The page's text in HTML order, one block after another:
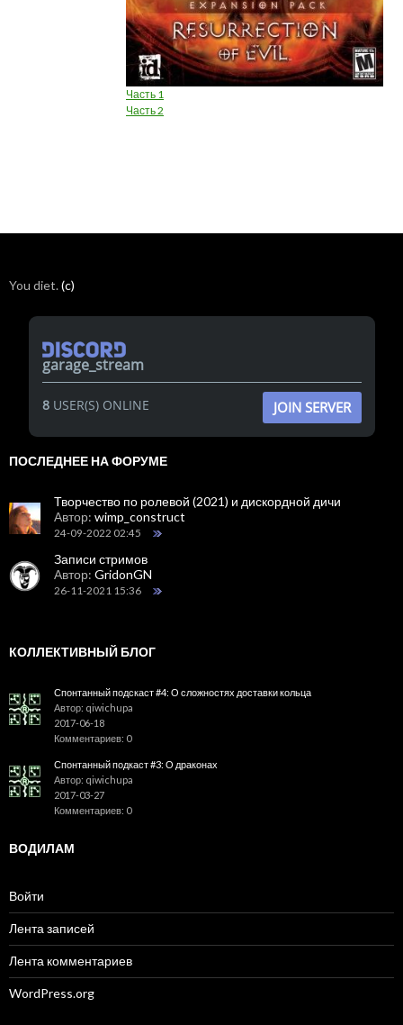
Часть 1
Часть 2
You diet.(c)
garage_stream
8USER(S) ONLINE JOIN SERVER
ПОСЛЕДНЕЕ НА ФОРУМЕ
Творчество по ролевой (2021) и дискордной дичи
Автор: wimp_construct
24-09-2022 02:45
Записи стримов
Автор: GridonGN
26-11-2021 15:36
КОЛЛЕКТИВНЫЙ БЛОГ
Спонтанный подскаст #4: О сложностях доставки кольца
Автор: qiwichupa
2017-06-18
Комментариев: 0
Спонтанный подкаст #3: О драконах
Автор: qiwichupa
2017-03-27
Комментариев: 0
ВОДИЛАМ
Войти
Лента записей
Лента комментариев
WordPress.org